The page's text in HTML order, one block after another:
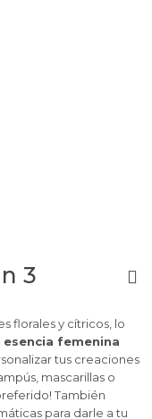
3
florales y cítricos, lo
esencia femenina
tus creaciones
mascarillas o
También
para darle a tu